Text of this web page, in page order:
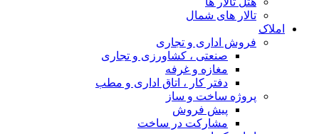
تالار های شمال
املاک
فروش اداری و تجاری
صنعتی ، کشاورزی و تجاری
مغازه و غرفه
دفتر کار ، اتاق اداری و مطب
پروژه ساخت و ساز
پیش فروش
مشارکت در ساخت